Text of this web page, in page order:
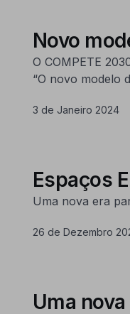
Novo
O COMPETE
“O novo modelo
3 de Janeiro 2024
Espaços
Uma nova era
26 de Dezembro
Uma